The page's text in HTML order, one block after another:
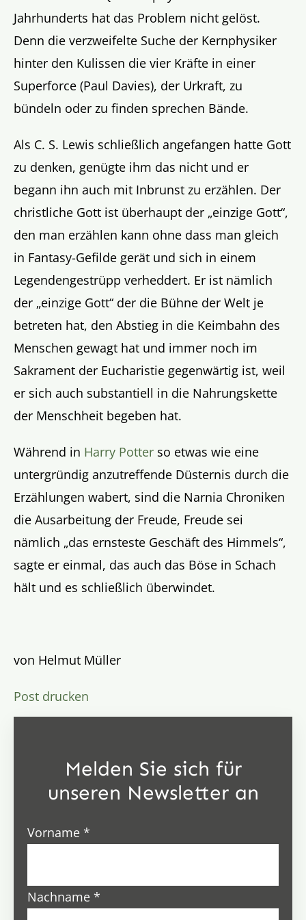
Jahrhunderts hat das Problem nicht gelöst.
Denn die verzweifelte Suche der Kernphysiker
hinter den Kulissen die vier Kräfte in einer
Superforce (Paul Davies), der Urkraft, zu
bündeln oder zu finden sprechen Bände.
Als C. S. Lewis schließlich angefangen hatte Gott
zu denken, genügte ihm das nicht und er
begann ihn auch mit Inbrunst zu erzählen. Der
christliche Gott ist überhaupt der „einzige Gott“,
den man erzählen kann ohne dass man gleich
in Fantasy-Gefilde gerät und sich in einem
Legendengestrüpp verheddert. Er ist nämlich
der „einzige Gott“ der die Bühne der Welt je
betreten hat, den Abstieg in die Keimbahn des
Menschen gewagt hat und immer noch im
Sakrament der Eucharistie gegenwärtig ist, weil
er sich auch substantiell in die Nahrungskette
der Menschheit begeben hat.
Während in Harry Potter so etwas wie eine
untergründig anzutreffende Düsternis durch die
Erzählungen wabert, sind die Narnia Chroniken
die Ausarbeitung der Freude, Freude sei
nämlich „das ernsteste Geschäft des Himmels“,
sagte er einmal, das auch das Böse in Schach
hält und es schließlich überwindet.
von Helmut Müller
Post drucken
Melden Sie sich für
unseren Newsletter an
Vorname*
Nachname*